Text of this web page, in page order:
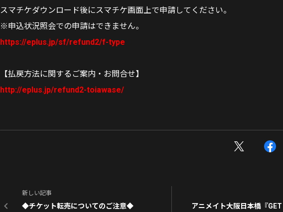
スマチケダウンロード後にスマチケ画面上で申請してください。
※申込状況照会での申請はできません。
https://eplus.jp/sf/refund2/f-type
【払戻方法に関するご案内・お問合せ】
http://eplus.jp/refund2-toiawase/
新しい記事
◆チケット転売についてのご注意◆
アニメイト大阪日本橋『GET